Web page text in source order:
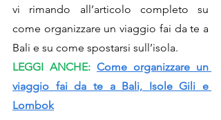
vi rimando all’articolo completo su
come organizzare un viaggio fai da te a
Bali e su come spostarsi sull’isola.
LEGGI ANCHE: Come organizzare un
viaggio fai da te a Bali, Isole Gili e
Lombok